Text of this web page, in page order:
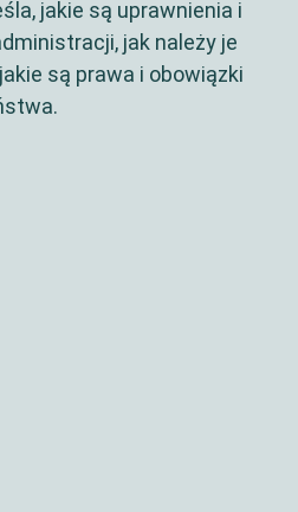
jakie są uprawnienia i
jak należy je
są prawa i obowiązki